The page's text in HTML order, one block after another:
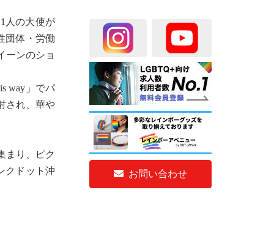
お問い合わせ
人の大使が
団体・労働
ーンのショ
way」でパ
され、華や
まり、ピク
クドット沖